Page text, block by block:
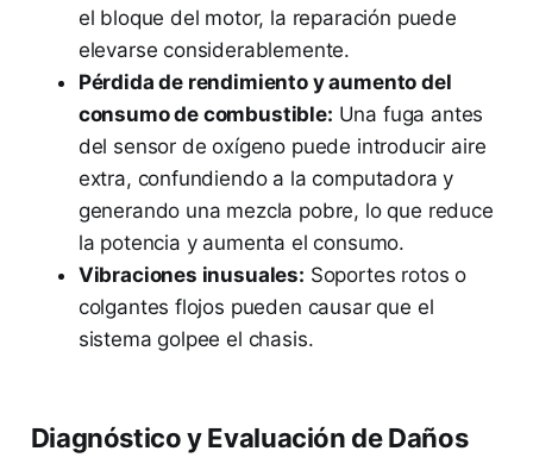
el bloque del motor, la reparación puede
elevarse considerablemente.
Pérdida de rendimiento y aumento del
consumo de combustible: Una fuga antes
del sensor de oxígeno puede introducir aire
extra, confundiendo a la computadora y
generando una mezcla pobre, lo que reduce
la potencia y aumenta el consumo.
Vibraciones inusuales: Soportes rotos o
colgantes flojos pueden causar que el
sistema golpee el chasis.
Diagnóstico y Evaluación de Daños